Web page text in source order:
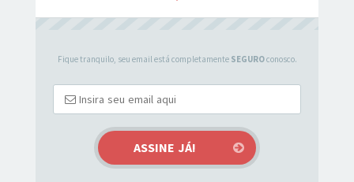
Fique tranquilo, seu email está completamente SEGUROconosco.